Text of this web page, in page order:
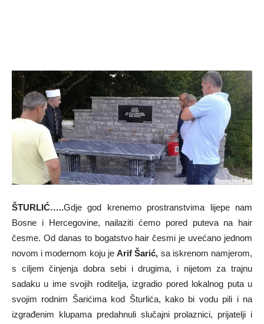
ŠTURLIĆ…..Gdje god krenemo prostranstvima lijepe nam
Bosne i Hercegovine, nailaziti ćemo pored puteva na hair
česme. Od danas to bogatstvo hair česmi je uvećano jednom
novom i modernom koju jeArif Šarić, sa iskrenom namjerom,
s ciljem činjenja dobra sebi i drugima, i nijetom za trajnu
sadaku u ime svojih roditelja, izgradio pored lokalnog puta u
svojim rodnim Šarićima kod Šturlića, kako bi vodu pili i na
izgrađenim klupama predahnuli slučajni prolaznici, prijatelji i